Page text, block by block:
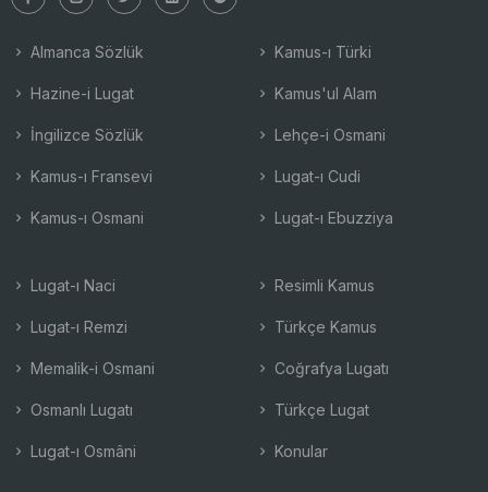
Almanca Sözlük
Hazine-i Lugat
İngilizce Sözlük
Kamus-ı Fransevi
Kamus-ı Osmani
Kamus-ı Türki
Kamus'ul Alam
Lehçe-i Osmani
Lugat-ı Cudi
Lugat-ı Ebuzziya
Lugat-ı Naci
Lugat-ı Remzi
Memalik-i Osmani
Osmanlı Lugatı
Lugat-ı Osmâni
Resimli Kamus
Türkçe Kamus
Coğrafya Lugatı
Türkçe Lugat
Konular